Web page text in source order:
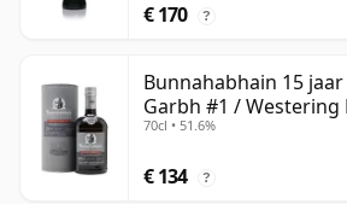
€ 170 ?
Bunnahabhain 15
Garbh #1 / Westering
70cl • 51.6%
€ 134 ?